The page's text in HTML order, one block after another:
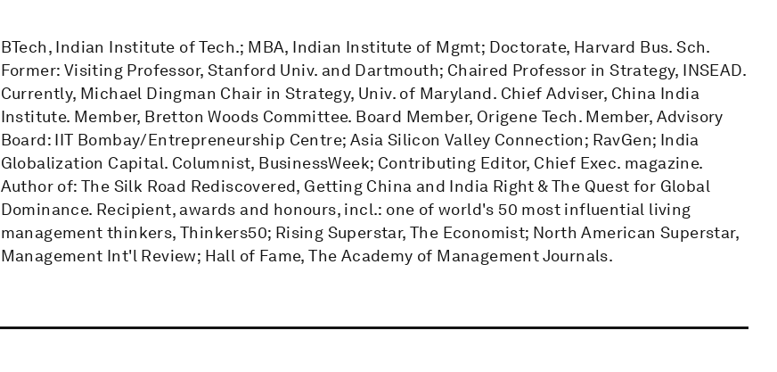
BTech, Indian Institute of Tech.; MBA, Indian Institute of Mgmt; Doctorate, Harvard Bus. Sch.
Former: Visiting Professor, Stanford Univ. and Dartmouth; Chaired Professor in Strategy, INSEAD.
Currently, Michael Dingman Chair in Strategy, Univ. of Maryland. Chief Adviser, China India
Institute. Member, Bretton Woods Committee. Board Member, Origene Tech. Member, Advisory
Board: IIT Bombay/Entrepreneurship Centre; Asia Silicon Valley Connection; RavGen; India
Globalization Capital. Columnist, BusinessWeek; Contributing Editor, Chief Exec. magazine.
Author of: The Silk Road Rediscovered, Getting China and India Right & The Quest for Global
Dominance. Recipient, awards and honours, incl.: one of world's 50 most influential living
management thinkers, Thinkers50; Rising Superstar, The Economist; North American Superstar,
Management Int'l Review; Hall of Fame, The Academy of Management Journals.